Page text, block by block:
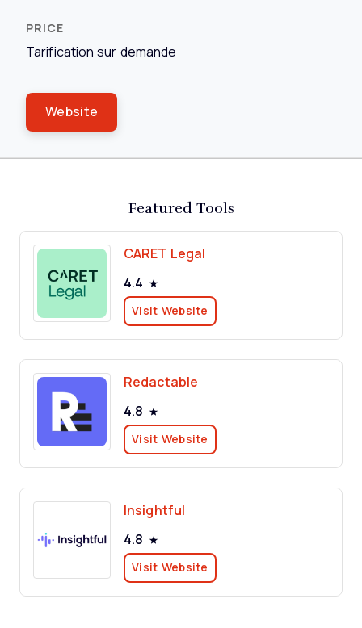
Tarification sur demande
Website
Featured Tools
CARET Legal
4.4
Visit Website
Redactable
4.8
Visit Website
Insightful
4.8
Visit Website